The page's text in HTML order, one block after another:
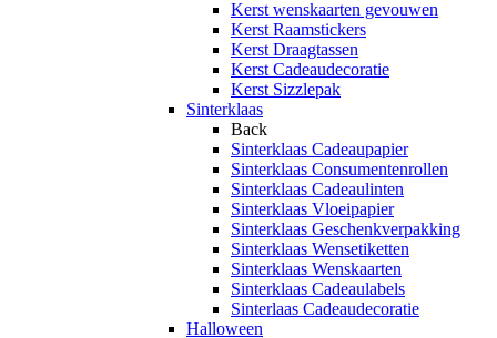
Kerst wenskaarten gevouwen
Kerst Raamstickers
Kerst Draagtassen
Kerst Cadeaudecoratie
Kerst Sizzlepak
Sinterklaas
Back
Sinterklaas Cadeaupapier
Sinterklaas Consumentenrollen
Sinterklaas Cadeaulinten
Sinterklaas Vloeipapier
Sinterklaas Geschenkverpakking
Sinterklaas Wensetiketten
Sinterklaas Wenskaarten
Sinterklaas Cadeaulabels
Sinterlaas Cadeaudecoratie
Halloween